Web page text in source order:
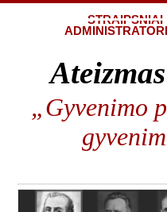
STRAIPSNIAI
„Gyvenimo